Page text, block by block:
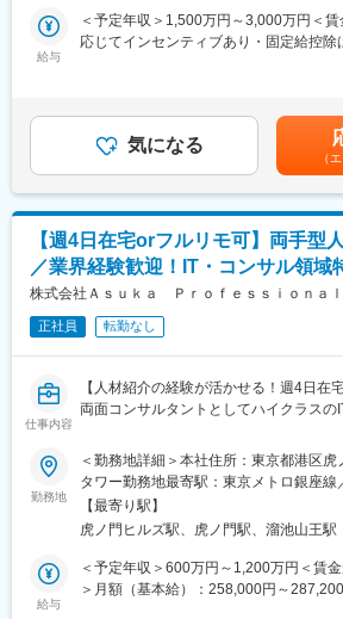
・製造業チーム（立ち上げ予定のチー
います）
■魅力：
（1）リモートワーク可能
時差勤務およびリモートワーク可能で
須となります。
（2）インセンティブあり
業績に応じてインセンティブがあります
りと給与に反映されます。
ェントです。ミッション、ビジョンとリ
ずれておらず、候補者、クライアント
・個人の裁量が大きく、個々の考えを
ョン、ビジョンに沿っていれば基本的に
任せします。
変更の範囲：会社の定める業務
中することが可能！
双方の価値あるマッチングを実現してい
大手紹介会社出身のハイパフォーマーが
型ならではの深いコンサルティングを武
■業務内容
人材紹介コンサルタントとして、RA（
ザー）とCA（キャリアアドバイザー）
※シニアクラスよりも更に業務の自由度
◎業務詳細
・経営者直や独占求人の獲得・提案
・候補者スカウト（7媒体を活用、アシ
ート）
・クライアント企業との折衝・採用要件
・選考フォロー、入社後フォロー
・顧客・候補者データの管理（RPA導
■組織構成
ト
・マネージャー職はなく、各自が自由度
給与
＜予定年収＞1,500万円～3,000万円＜
応じてインセンティブあり・固定給控除
30％（スペシャリストコースは最大
ンセンティブは毎月支給されます。賃金
であり、選考を通じて上下する可能性
定手当を含めた表記です。
気になる
（
【週4日在宅orフルリモ可】両手型
／業界経験歓迎！IT・コンサル領域
株式会社Ａｓｕｋａ Ｐｒｏｆｅｓｓｉｏｎａｌ
正社員 転勤なし
仕事内容
【人材紹介の経験が活かせる！週4日在
両面コンサルタントとしてハイクラスの
ど専門性を持つベンチャー企業の経営
材の使用支援に従事いただきます。
■具体的には：
・年収800万円～2,000万円の方々をメイ
ャリア相談、求人紹介、面接対策、内
・エンタープライズ企業～ベンチャー企
勤務地
＜勤務地詳細＞本社住所：東京都港区
タワー勤務地最寄駅：東京メトロ銀座
策：屋内全面禁煙
【最寄り駅】
虎ノ門ヒルズ駅、虎ノ門駅、溜池山王駅
給与
＜予定年収＞600万円～1,200万円＜賃
＞月額（基本給）：258,000円～